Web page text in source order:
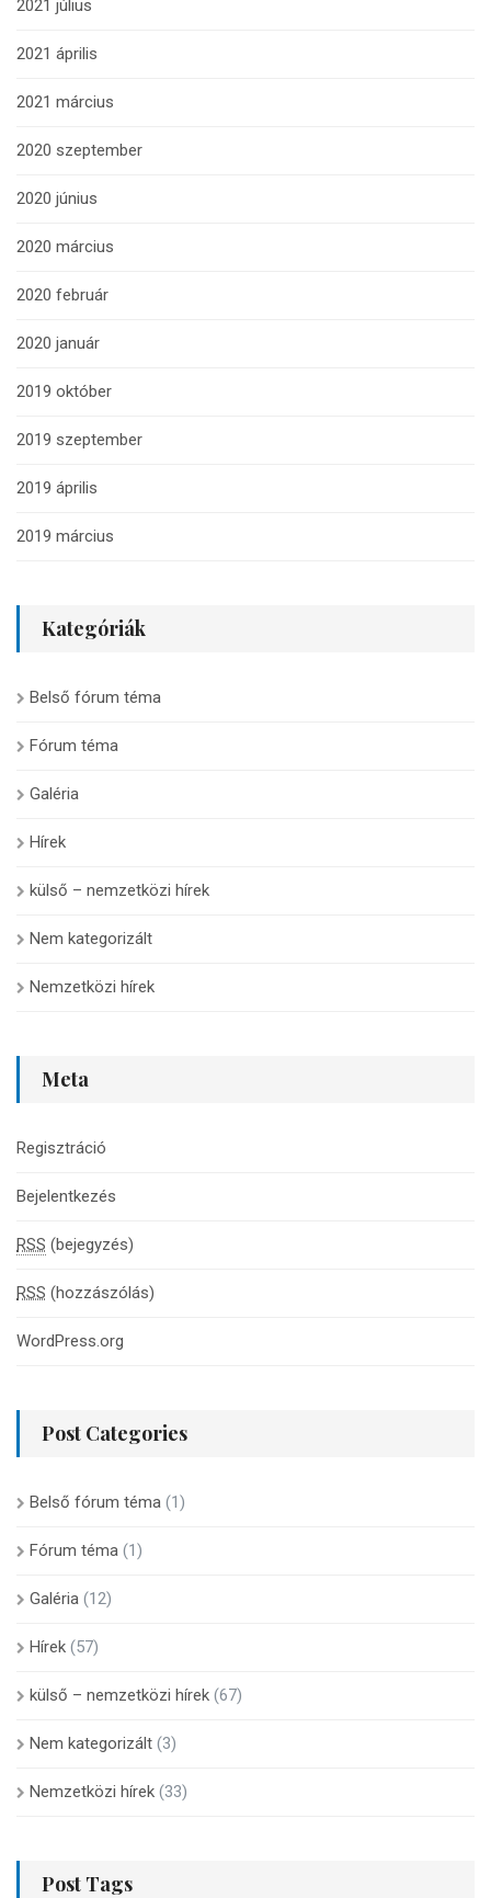
2021 július
2021 április
2021 március
2020 szeptember
2020 június
2020 március
2020 február
2020 január
2019 október
2019 szeptember
2019 április
2019 március
Kategóriák
Belső fórum téma
Fórum téma
Galéria
Hírek
külső – nemzetközi hírek
Nem kategorizált
Nemzetközi hírek
Meta
Regisztráció
Bejelentkezés
RSS (bejegyzés)
RSS (hozzászólás)
WordPress.org
Post Categories
Belső fórum téma (1)
Fórum téma (1)
Galéria (12)
Hírek (57)
külső – nemzetközi hírek (67)
Nem kategorizált (3)
Nemzetközi hírek (33)
Post Tags